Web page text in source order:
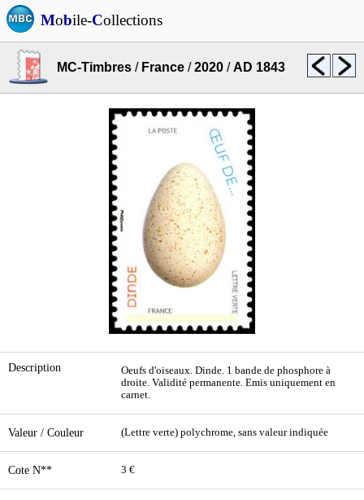
Mobile-Collections
MC-Timbres / France /2020 /AD 1843
Description
Oeufs d'oiseaux. Dinde. 1 bande de phosphore à
droite. Validité permanente. Emis uniquement en
carnet.
Valeur / Couleur (Lettre verte) polychrome, sans valeur indiquée
Cote N** 3 €